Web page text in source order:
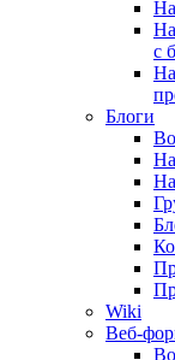
с
Блоги
Wiki
Веб-